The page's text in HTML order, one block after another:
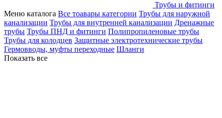
Трубы и фитинги
Меню каталога Все тоавары категории Трубы для наружной
канализации Трубы для внутренней канализации Дренажные
трубы Трубы ПНД и фитинги Полипропиленовые трубы
Трубы для колодцев Защитные электротехнические трубы
Гермовводы, муфты переходные Шланги
Показать все